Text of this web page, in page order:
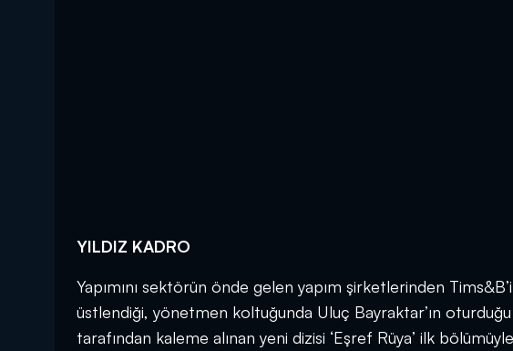
YILDIZ KADRO
Yapımını sektörün önde gelen yapım şirketlerinden
üstlendiği, yönetmen koltuğunda Uluç Bayraktar’ın
tarafından kaleme alınan yeni dizisi ‘Eşref Rüya’ ilk